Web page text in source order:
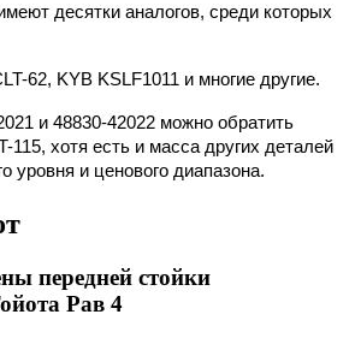
десятки аналогов, среди которых
62, KYB KSLF1011 и многие другие.
и 48830-42022 можно обратить
115, хотя есть и масса других деталей
уровня и ценового диапазона.
передней стойки
Рав 4